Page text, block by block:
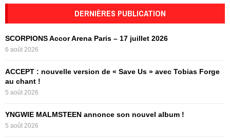
o
r
C
DERNIÈRES PUBLICATION
SCORPIONS Accor Arena Paris – 17 juillet 2026
6 août 2026
ACCEPT : nouvelle version de « Save Us » avec Tobias Forge
au chant !
5 août 2026
YNGWIE MALMSTEEN annonce son nouvel album !
5 août 2026